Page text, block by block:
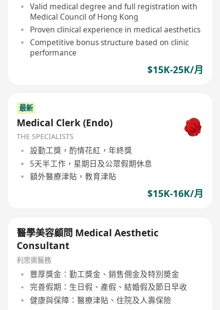
Valid medical degree and full registration with
Medical Council of Hong Kong
Proven clinical experience in medical aesthetics
Competitive bonus structure based on clinic
performance
$15K-25K/月
最新
Medical Clerk (Endo)
THE SPECIALISTS
設勤工獎，酌情花紅，年終獎
5天半工作，星期日及公眾假期休息
額外醫療津貼，教育津貼
$15K-16K/月
醫學美容顧問 Medical Aesthetic
Consultant
利思奧醫務
豐厚獎金：勤工獎金、銷售佣金及特別奬金
完善假期：生日假、產假、結婚假及節日早收
健康與保障：醫療津貼、住院及人壽保險